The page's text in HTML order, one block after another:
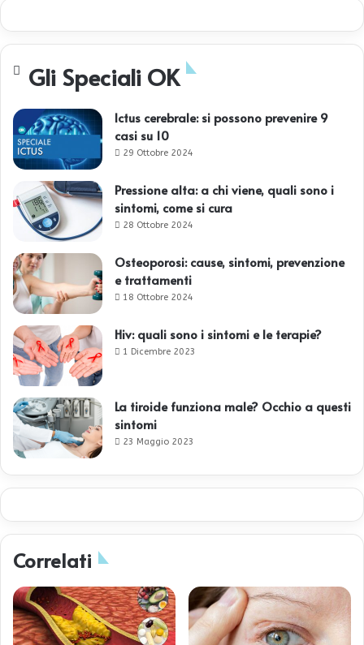
Gli Speciali OK
Ictus cerebrale: si possono prevenire 9
casi su 10
29 Ottobre 2024
Pressione alta: a chi viene, quali sono i
sintomi, come si cura
28 Ottobre 2024
Osteoporosi: cause, sintomi, prevenzione
e trattamenti
18 Ottobre 2024
Hiv: quali sono i sintomi e le terapie?
1 Dicembre 2023
La tiroide funziona male? Occhio a questi
sintomi
23 Maggio 2023
Correlati